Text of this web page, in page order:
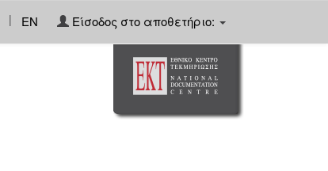
| EN Είσοδος στο αποθετήριο: